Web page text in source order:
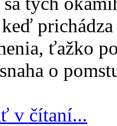
ťažko
o
v čítaní...